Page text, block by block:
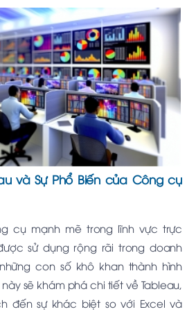
và Sự Phổ Biến của Công cụ
cụ mạnh mẽ trong lĩnh vực trực
sử dụng rộng rãi trong doanh
con số khô khan thành hình
sẽ khám phá chi tiết về Tableau,
đến sự khác biệt so với Excel và